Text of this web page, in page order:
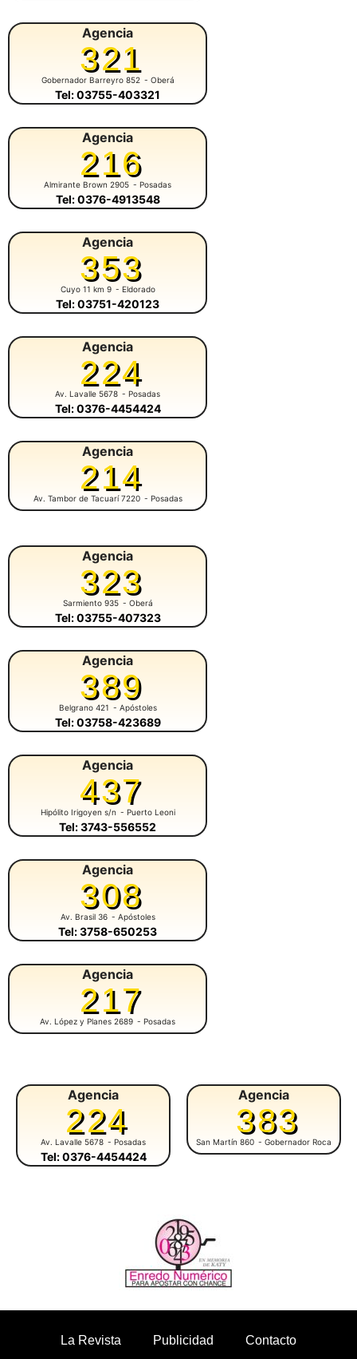
Agencia
321
Gobernador Barreyro 852 - Oberá
Tel: 03755-403321
Agencia
216
Almirante Brown 2905 - Posadas
Tel: 0376-4913548
Agencia
353
Cuyo 11 km 9 - Eldorado
Tel: 03751-420123
Agencia
224
Av. Lavalle 5678 - Posadas
Tel: 0376-4454424
Agencia
214
Av. Tambor de Tacuarí 7220 - Posadas
Agencia
323
Sarmiento 935 - Oberá
Tel: 03755-407323
Agencia
389
Belgrano 421 - Apóstoles
Tel: 03758-423689
Agencia
437
Hipólito Irigoyen s/n - Puerto Leoni
Tel: 3743-556552
Agencia
308
Av. Brasil 36 - Apóstoles
Tel: 3758-650253
Agencia
217
Av. López y Planes 2689 - Posadas
Agencia
224
Av. Lavalle 5678 - Posadas
Tel: 0376-4454424
Agencia
383
San Martín 860 - Gobernador Roca
La Revista Publicidad Contacto